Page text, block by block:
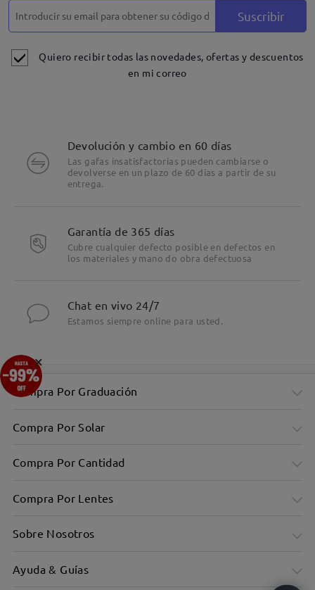
Suscribir
Quiero recibir todas las novedades, ofertas y descuentos
en mi correo
Devolución y cambio en 60 días
Las gafas insatisfactorias pueden cambiarse o
devolverse en un plazo de 60 días a partir de su
entrega.
Garantía de 365 días
Cubre cualquier defecto posible en defectos en
los materiales y mano do obra defectuosa
Chat en vivo 24/7
Estamos siempre online para usted.
Compra Por Graduación
Compra Por Solar
Compra Por Cantidad
Compra Por Lentes
Sobre Nosotros
Ayuda & Guías
×